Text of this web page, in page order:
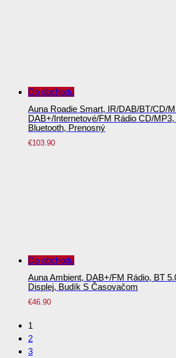
Do obchodu
Auna Roadie Smart, IR/DAB/BT/CD/
DAB+/internetové/FM Rádio CD/
Bluetooth, Prenosný
€103.90
Do obchodu
Auna Ambient, DAB+/FM Rádio, BT
Displej, Budík S Časovačom
€46.90
1
2
3